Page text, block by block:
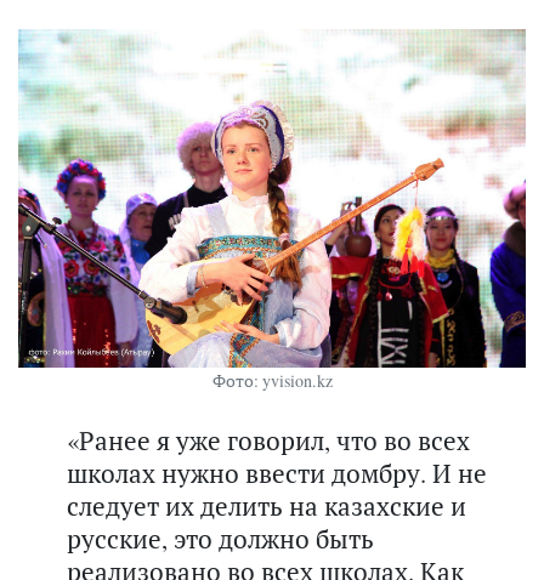
Фото: yvision.kz
«Ранее я уже говорил, что во всех
школах нужно ввести домбру. И не
следует их делить на казахские и
русские, это должно быть
реализовано во всех школах. Как